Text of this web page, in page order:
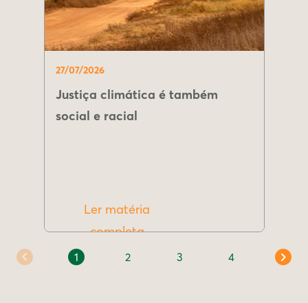
27/07/2026
Justiça climática é também
social e racial
Ler matéria
completa
1 2 3 4